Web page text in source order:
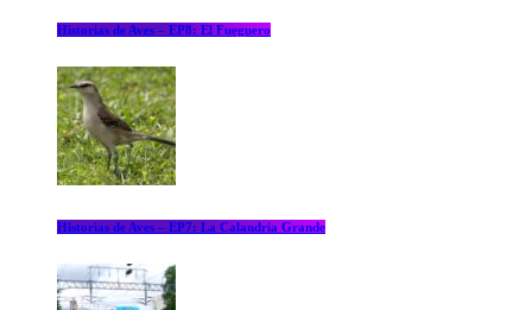
Historias de Aves – EP8: El Fueguero
Historias de Aves – EP7: La Calandria Grande